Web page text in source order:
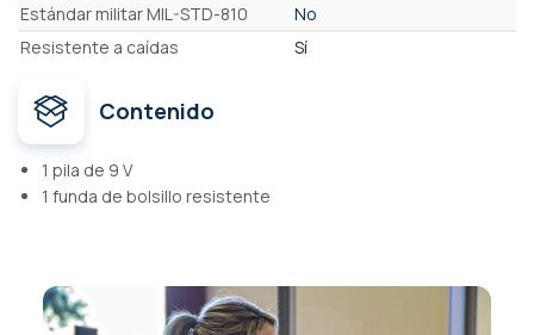
Estándar militar MIL-STD-810
No
Resistente a caídas
Sí
Contenido
1 pila de 9 V
1 funda de bolsillo resistente